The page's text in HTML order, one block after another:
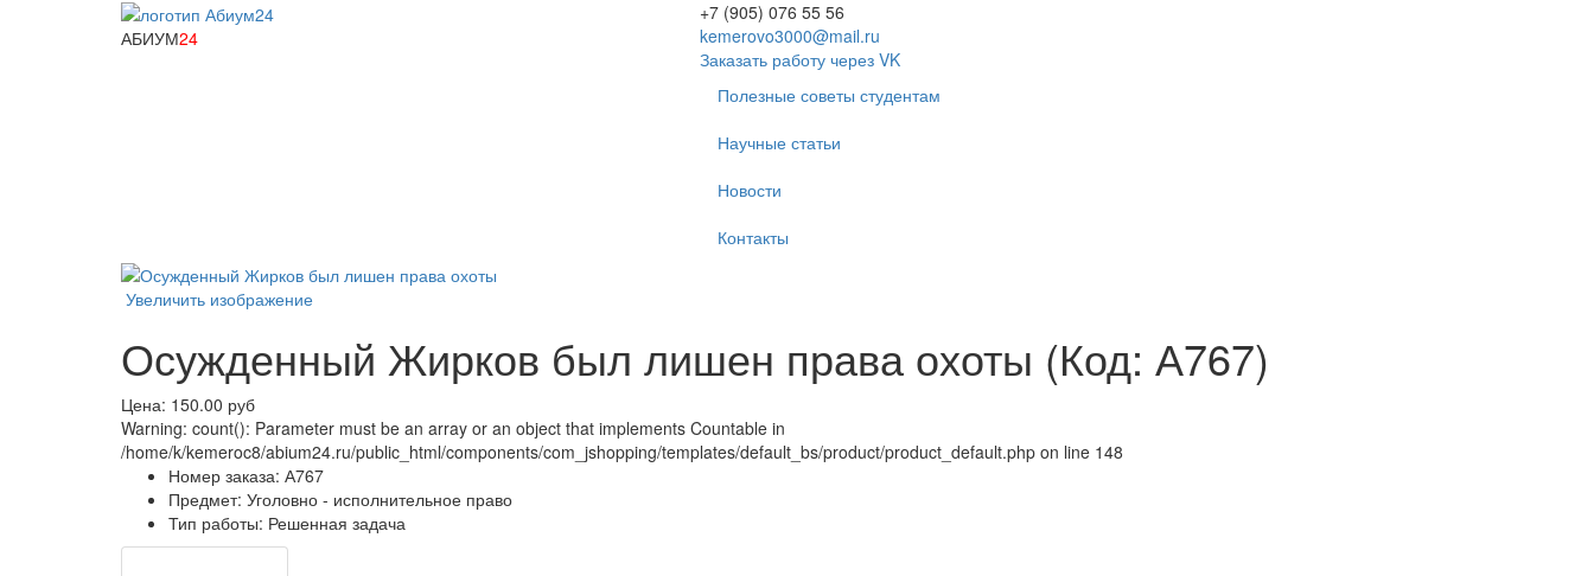
АБИУМ24
+7 (905) 076 55 56
kemerovo3000@mail.ru
Заказать работу через VK
Полезные советы студентам
Научные статьи
Новости
Контакты
Увеличить изображение
Осужденный Жирков был лишен права охоты (Код: А767)
Цена: 150.00 руб
Warning: count(): Parameter must be an array or an object that implements Countable in
/home/k/kemeroc8/abium24.ru/public_html/components/com_jshopping/templates/default_bs/product/product_default.php on line 148
Номер заказа: А767
Предмет: Уголовно - исполнительное право
Тип работы: Решенная задача